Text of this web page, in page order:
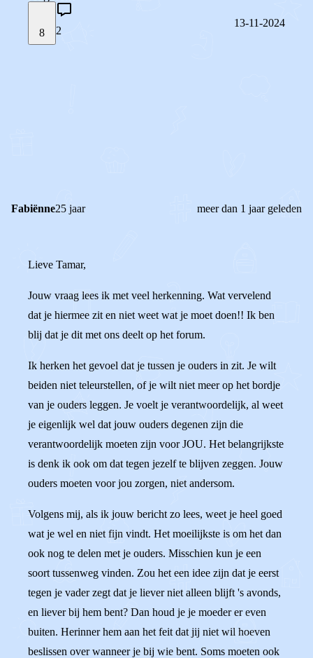
8 2
13-11-2024
Fabiënne25 jaar meer dan 1 jaar geleden
Lieve Tamar,
Jouw vraag lees ik met veel herkenning. Wat vervelend
dat je hiermee zit en niet weet wat je moet doen!! Ik ben
blij dat je dit met ons deelt op het forum.
Ik herken het gevoel dat je tussen je ouders in zit. Je wilt
beiden niet teleurstellen, of je wilt niet meer op het bordje
van je ouders leggen. Je voelt je verantwoordelijk, al weet
je eigenlijk wel dat jouw ouders degenen zijn die
verantwoordelijk moeten zijn voor JOU. Het belangrijkste
is denk ik ook om dat tegen jezelf te blijven zeggen. Jouw
ouders moeten voor jou zorgen, niet andersom.
Volgens mij, als ik jouw bericht zo lees, weet je heel goed
wat je wel en niet fijn vindt. Het moeilijkste is om het dan
ook nog te delen met je ouders. Misschien kun je een
soort tussenweg vinden. Zou het een idee zijn dat je eerst
tegen je vader zegt dat je liever niet alleen blijft 's avonds,
en liever bij hem bent? Dan houd je je moeder er even
buiten. Herinner hem aan het feit dat jij niet wil hoeven
beslissen over wanneer je bij wie bent. Soms moeten ook